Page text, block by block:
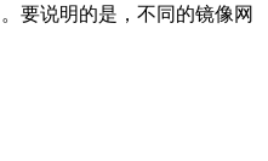
。要说明的是，不同的镜像网